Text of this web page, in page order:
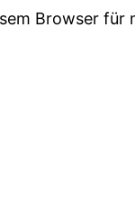
Browser